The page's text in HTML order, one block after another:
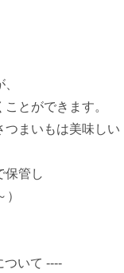
とができます。
まいもは美味しい
保管し
いて ----